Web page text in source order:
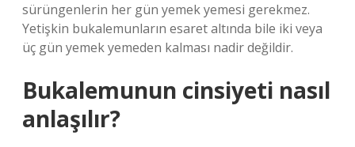
sürüngenlerin her gün yemek yemesi gerekmez.
Yetişkin bukalemunların esaret altında bile iki veya
üç gün yemek yemeden kalması nadir değildir.
Bukalemunun cinsiyeti nasıl
anlaşılır?